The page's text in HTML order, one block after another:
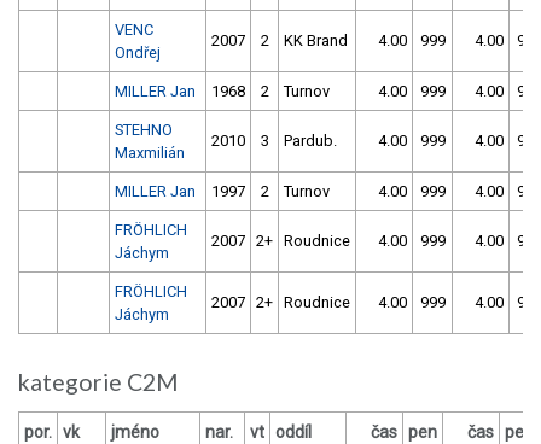
VENC
Ondřej
2007 2 KK Brand 4.00 999 4.00 999
MILLER Jan 1968 2 Turnov 4.00 999 4.00 999
STEHNO
Maxmilián
2010 3 Pardub. 4.00 999 4.00 999
MILLER Jan 1997 2 Turnov 4.00 999 4.00 999
FRÖHLICH
Jáchym
2007 2+ Roudnice 4.00 999 4.00 999
FRÖHLICH
Jáchym
2007 2+ Roudnice 4.00 999 4.00 999
kategorie C2M
por. vk jméno nar. vt oddíl čas pen čas pen